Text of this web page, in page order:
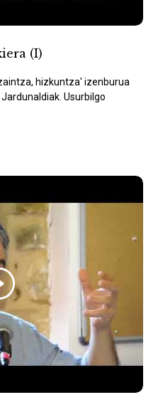
(I)
hizkuntza' izenburua
Usurbilgo